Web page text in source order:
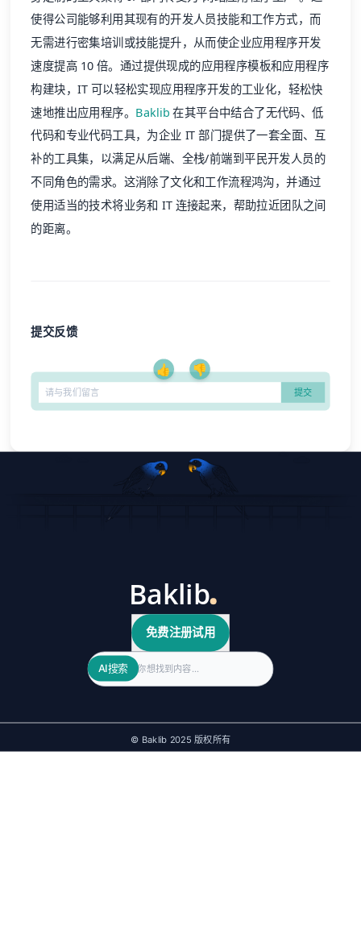
使得公司能够利用其现有的开发人员技能和工作方式，而
无需进行密集培训或技能提升，从而使企业应用程序开发
速度提高 10 倍。通过提供现成的应用程序模板和应用程序
构建块，IT 可以轻松实现应用程序开发的工业化，轻松快
速地推出应用程序。 Baklib 在其平台中结合了无代码、低
代码和专业代码工具，为企业 IT 部门提供了一套全面、互
补的工具集，以满足从后端、全栈/前端到平民开发人员的
不同角色的需求。这消除了文化和工作流程鸿沟，并通过
使用适当的技术将业务和 IT 连接起来，帮助拉近团队之间
的距离。
提交反馈
👍 👎
免费注册试用
Search
AI搜索
© Baklib 2025 版权所有